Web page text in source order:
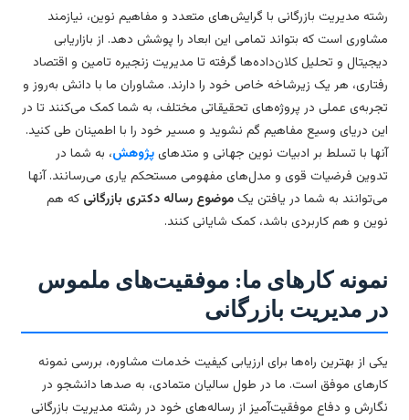
مدیریت بازرگانی با گرایش‌های متعدد و مفاهیم نوین، نیازمند
است که بتواند تمامی این ابعاد را پوشش دهد. از بازاریابی
و تحلیل کلان‌داده‌ها گرفته تا مدیریت زنجیره تامین و اقتصاد
هر یک زیرشاخه خاص خود را دارند. مشاوران ما با دانش به‌روز و
عملی در پروژه‌های تحقیقاتی مختلف، به شما کمک می‌کنند تا در
دریای وسیع مفاهیم گم نشوید و مسیر خود را با اطمینان طی کنید.
با تسلط بر ادبیات نوین جهانی و متدهایپژوهش، به شما در
فرضیات قوی و مدل‌های مفهومی مستحکم یاری می‌رسانند. آنها
به شما در یافتن یکموضوع رساله دکتری بازرگانیکه هم
و هم کاربردی باشد، کمک شایانی کنند.
کارهای ما: موفقیت‌های ملموس
مدیریت بازرگانی
از بهترین راه‌ها برای ارزیابی کیفیت خدمات مشاوره، بررسی نمونه
موفق است. ما در طول سالیان متمادی، به صدها دانشجو در
و دفاع موفقیت‌آمیز از رساله‌های خود در رشته مدیریت بازرگانی